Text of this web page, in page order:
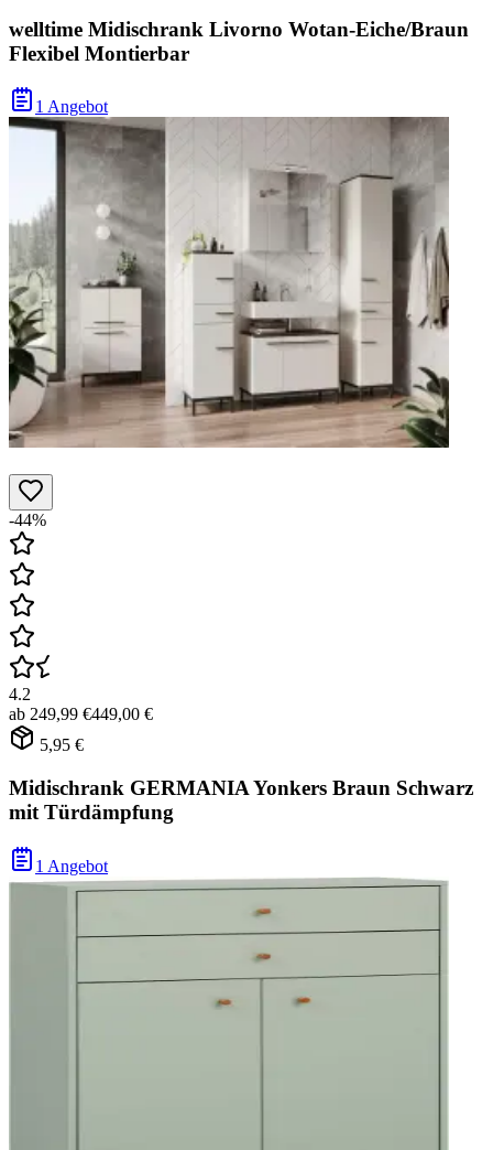
welltime Midischrank Livorno Wotan-Eiche/Braun
Flexibel Montierbar
1 Angebot
-44%
4.2
ab 249,99 €449,00 €
5,95 €
Midischrank GERMANIA Yonkers Braun Schwarz
mit Türdämpfung
1 Angebot